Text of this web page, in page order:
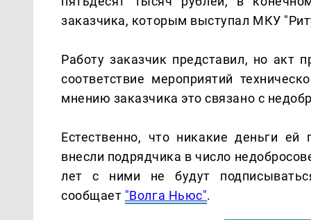
заказчика, которым выступал МКУ
Работу заказчик представил, но акт
соответствие мероприятий
мнению заказчика это связано с
Естественно, что никакие деньги
внесли подрядчика в число
лет с ними не будут
сообщает "Волга Ньюс".